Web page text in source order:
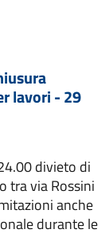
lavori - 29
divieto di
tra via Rossini
anche
durante le